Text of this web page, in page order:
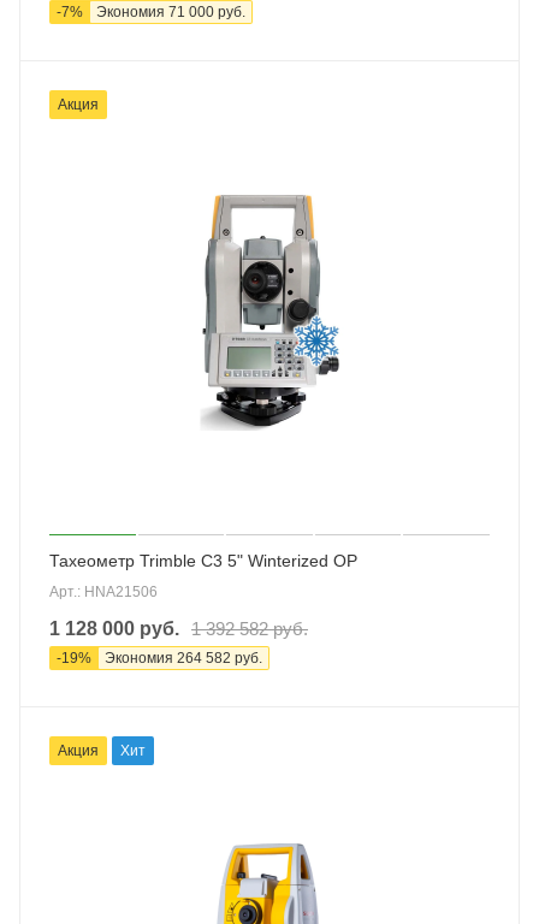
-7% Экономия 71 000 руб.
Акция
Тахеометр Trimble C3 5" Winterized OP
Арт.: HNA21506
1 128 000 руб. 1 392 582руб.
-19% Экономия 264 582 руб.
Акция Хит